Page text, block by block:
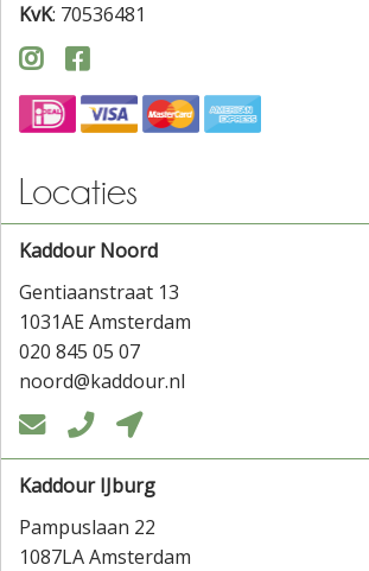
KvK: 70536481
 
Locaties
Kaddour Noord
Gentiaanstraat 13
1031AE Amsterdam
020 845 05 07
noord@kaddour.nl
  
Kaddour IJburg
Pampuslaan 22
1087LA Amsterdam